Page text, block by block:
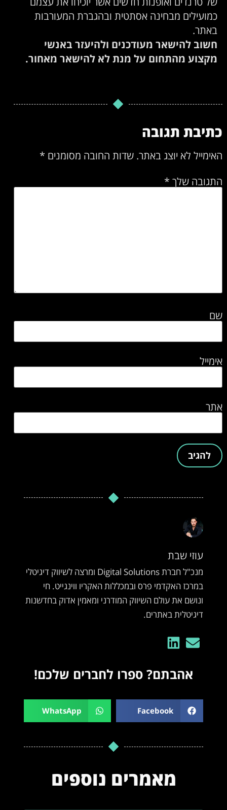
כמועילים מבחינה אסתטית ובהגברת המעורבות
באתר.
חשוב להישאר מעודכנים ולהיעזר באנשי
מקצוע מהתחום על מנת לא להישאר מאחור.
כתיבת תגובה
האימייל לא יוצג באתר. שדות החובה מסומנים *
התגובה שלך *
שם
אימייל
אתר
עוזי שבת
מנכ"ל חברת Digital Solutions ומרצה לשיווק דיגיטלי
במרכז האקדמי פרס ובמכללות האקריו ווינגייט. חי
ונושם את עולם השיווק המודרני ומאמין אדוק בחדשנות
דיגיטלית באתרים.
אהבתם? ספרו לחברים שלכם!
Facebook
WhatsApp
מאמרים נוספים